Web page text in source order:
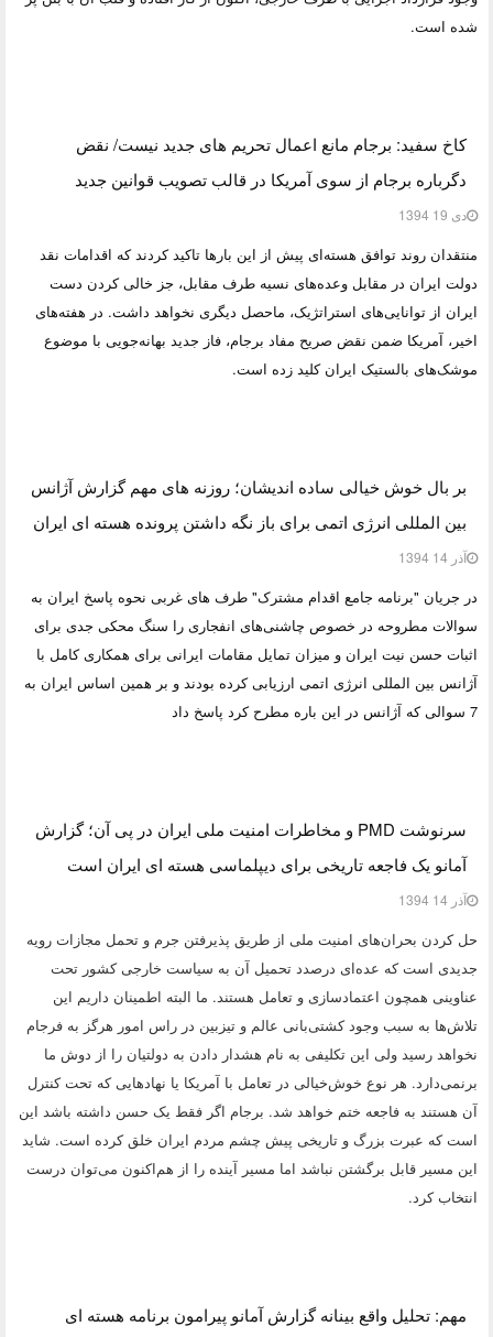
شده است.
کاخ سفید: برجام مانع اعمال تحریم های جدید نیست/ نقض
دگرباره برجام از سوی آمریکا در قالب تصویب قوانین جدید
دی 19 1394
منتقدان روند توافق هسته‌ای پیش از این بارها تاکید کردند که اقدامات نقد
دولت ایران در مقابل وعده‌های نسیه طرف مقابل، جز خالی کردن دست
ایران از توانایی‌های استراتژیک، ماحصل دیگری نخواهد داشت. در هفته‌های
اخیر، آمریکا ضمن نقض صریح مفاد برجام، فاز جدید بهانه‌جویی با موضوع
موشک‌های بالستیک ایران کلید زده است.
بر بال خوش خیالی ساده اندیشان؛ روزنه های مهم گزارش آژانس
بین المللی انرژی اتمی برای باز نگه داشتن پرونده هسته ای ایران
آذر 14 1394
در جریان "برنامه جامع اقدام مشترک" طرف های غربی نحوه پاسخ ایران به
سوالات مطروحه در خصوص چاشنی‌های انفجاری را سنگ محکی جدی برای
اثبات حسن نیت ایران و میزان تمایل مقامات ایرانی برای همکاری کامل با
آژانس بین المللی انرژی اتمی ارزیابی کرده بودند و بر همین اساس ایران به
7 سوالی که آژانس در این باره مطرح کرد پاسخ داد
سرنوشت PMD و مخاطرات امنیت ملی ایران در پی آن؛ گزارش
آمانو یک فاجعه تاریخی برای دیپلماسی هسته ای ایران است
آذر 14 1394
حل کردن بحران‌های امنیت ملی از طریق پذیرفتن جرم و تحمل مجازات رویه
جدیدی است که عده‌ای درصدد تحمیل آن به سیاست خارجی کشور تحت
عناوینی همچون اعتمادسازی و تعامل هستند. ما البته اطمینان داریم این
تلاش‌ها به سبب وجود کشتی‌بانی عالم و تیزبین در راس امور هرگز به فرجام
نخواهد رسید ولی این تکلیفی به نام هشدار دادن به دولتیان را از دوش ما
برنمی‌دارد. هر نوع خوش‌خیالی در تعامل با آمریکا یا نهادهایی که تحت کنترل
آن هستند به فاجعه ختم خواهد شد. برجام اگر فقط یک حسن داشته باشد این
است که عبرت بزرگ و تاریخی پیش چشم مردم ایران خلق کرده است. شاید
این مسیر قابل برگشتن نباشد اما مسیر آینده را از هم‌اکنون می‌توان درست
انتخاب کرد.
مهم: تحلیل واقع بینانه گزارش آمانو پیرامون برنامه هسته ای